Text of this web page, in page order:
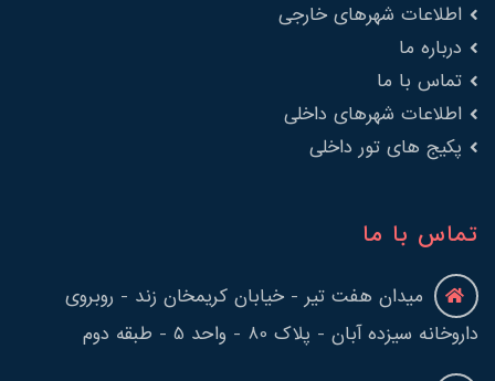
اطلاعات شهرهای خارجی
درباره ما
تماس با ما
اطلاعات شهرهای داخلی
پکیج های تور داخلی
تماس با ما
میدان هفت تیر - خیابان کریمخان زند - روبروی
داروخانه سیزده آبان - پلاک 80 - واحد 5 - طبقه دوم